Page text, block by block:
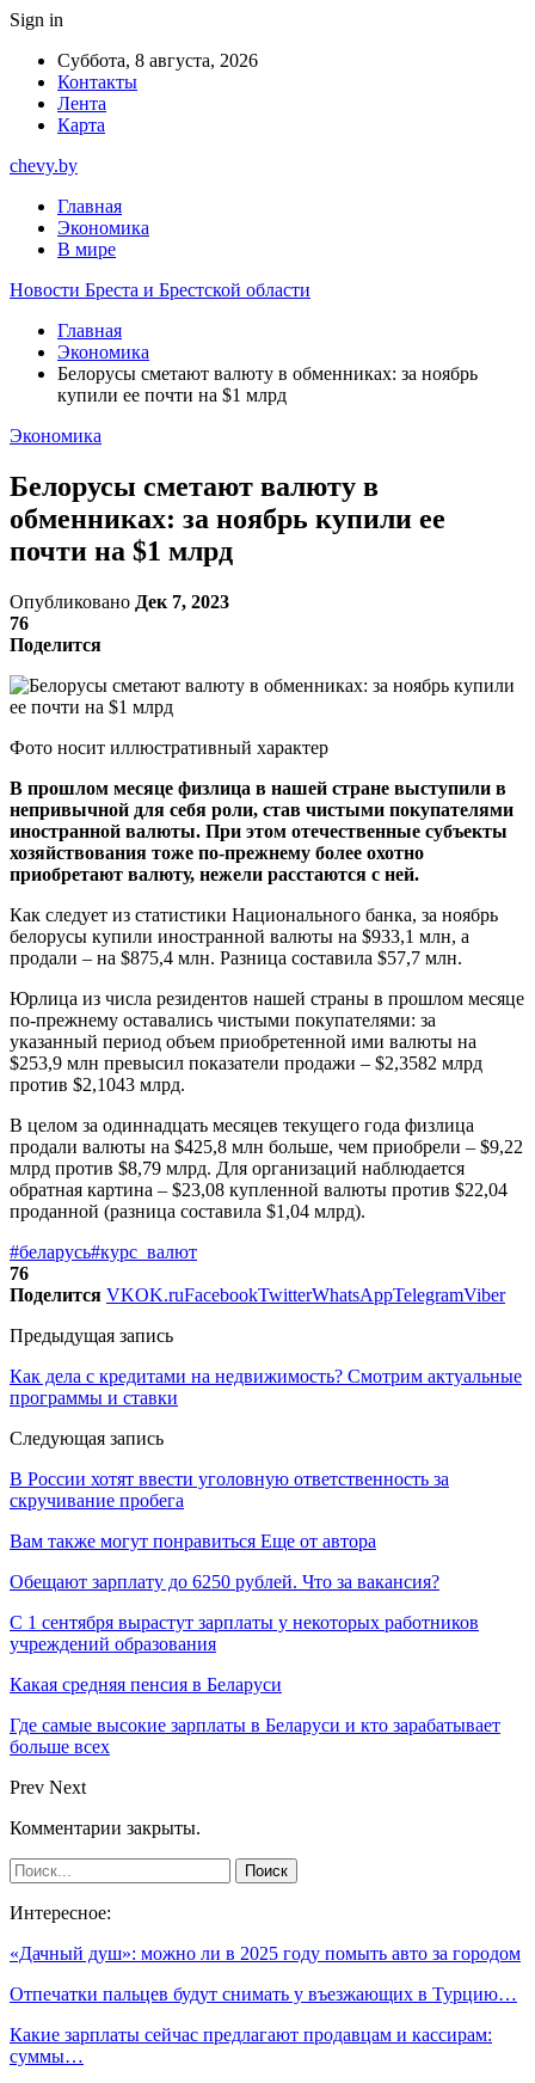
Sign in
Суббота, 8 августа, 2026
Контакты
Лента
Карта
chevy.by
Главная
Экономика
В мире
Новости Бреста и Брестской области
Главная
Экономика
Белорусы сметают валюту в обменниках: за ноябрь
купили ее почти на $1 млрд
Экономика
Белорусы сметают валюту в
обменниках: за ноябрь купили ее
почти на $1 млрд
Опубликовано Дек 7, 2023
76
Поделится
Фото носит иллюстративный характер
В прошлом месяце физлица в нашей стране выступили в
непривычной для себя роли, став чистыми покупателями
иностранной валюты. При этом отечественные субъекты
хозяйствования тоже по-прежнему более охотно
приобретают валюту, нежели расстаются с ней.
Как следует из статистики Национального банка, за ноябрь
белорусы купили иностранной валюты на $933,1 млн, а
продали – на $875,4 млн. Разница составила $57,7 млн.
Юрлица из числа резидентов нашей страны в прошлом месяце
по-прежнему оставались чистыми покупателями: за
указанный период объем приобретенной ими валюты на
$253,9 млн превысил показатели продажи – $2,3582 млрд
против $2,1043 млрд.
В целом за одиннадцать месяцев текущего года физлица
продали валюты на $425,8 млн больше, чем приобрели – $9,22
млрд против $8,79 млрд. Для организаций наблюдается
обратная картина – $23,08 купленной валюты против $22,04
проданной (разница составила $1,04 млрд).
#беларусь#курс_валют
76
Поделится VKOK.ruFacebookTwitterWhatsAppTelegramViber
Предыдущая запись
Как дела с кредитами на недвижимость? Смотрим актуальные
программы и ставки
Следующая запись
В России хотят ввести уголовную ответственность за
скручивание пробега
Вам также могут понравиться Еще от автора
Обещают зарплату до 6250 рублей. Что за вакансия?
С 1 сентября вырастут зарплаты у некоторых работников
учреждений образования
Какая средняя пенсия в Беларуси
Где самые высокие зарплаты в Беларуси и кто зарабатывает
больше всех
Prev Next
Комментарии закрыты.
Интересное:
«Дачный душ»: можно ли в 2025 году помыть авто за городом
Отпечатки пальцев будут снимать у въезжающих в Турцию…
Какие зарплаты сейчас предлагают продавцам и кассирам:
суммы…